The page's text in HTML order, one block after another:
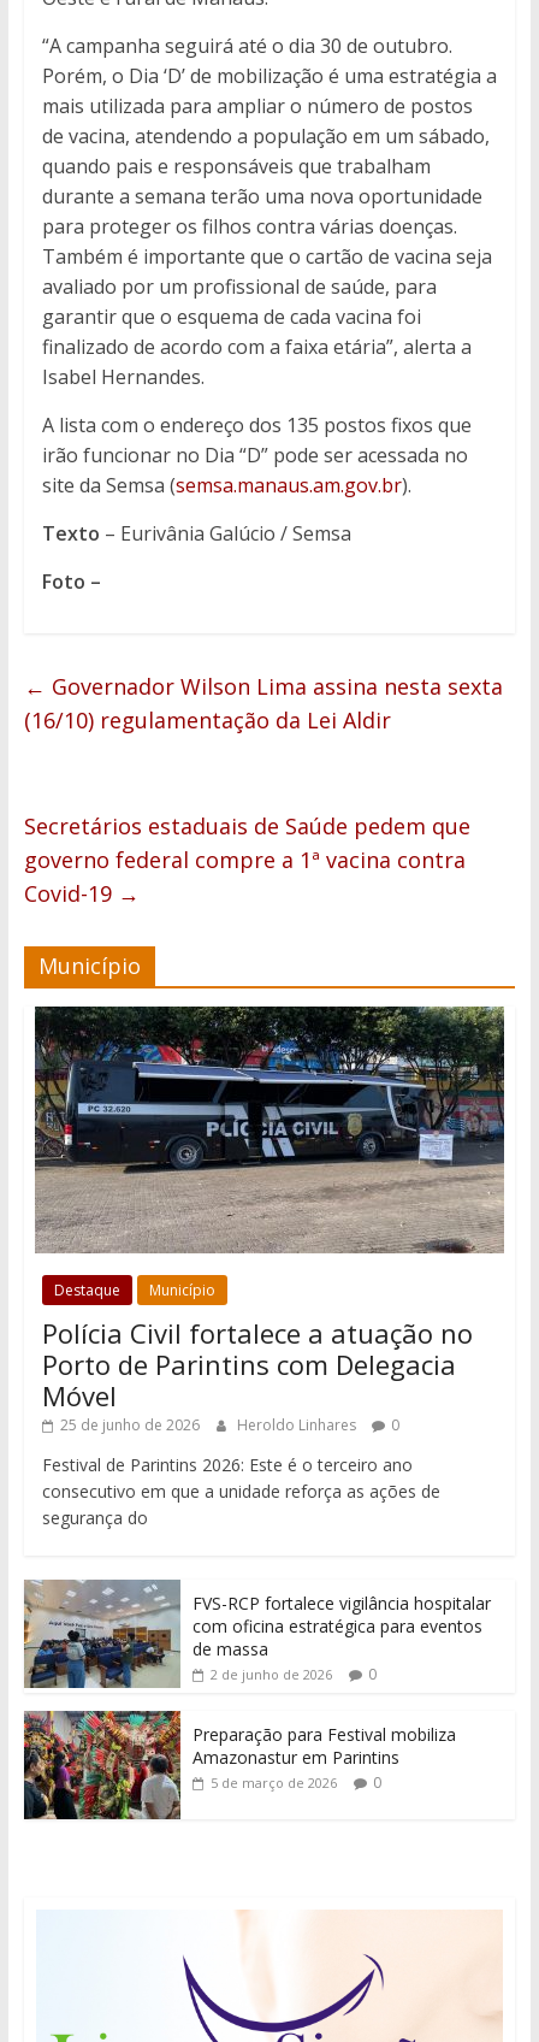
“A campanha seguirá até o dia 30 de outubro.
Porém, o Dia ‘D’ de mobilização é uma estratégia a
mais utilizada para ampliar o número de postos
de vacina, atendendo a população em um sábado,
quando pais e responsáveis que trabalham
durante a semana terão uma nova oportunidade
para proteger os filhos contra várias doenças.
Também é importante que o cartão de vacina seja
avaliado por um profissional de saúde, para
garantir que o esquema de cada vacina foi
finalizado de acordo com a faixa etária”, alerta a
Isabel Hernandes.
A lista com o endereço dos 135 postos fixos que
irão funcionar no Dia “D” pode ser acessada no
site da Semsa (semsa.manaus.am.gov.br).
Texto – Eurivânia Galúcio / Semsa
Foto –
← Governador Wilson Lima assina nesta sexta
(16/10) regulamentação da Lei Aldir
Secretários estaduais de Saúde pedem que
governo federal compre a 1ª vacina contra
Covid-19 →
Município
Destaque Município
Polícia Civil fortalece a atuação no
Porto de Parintins com Delegacia
Móvel
25 de junho de 2026 Heroldo Linhares 0
Festival de Parintins 2026: Este é o terceiro ano
consecutivo em que a unidade reforça as ações de
segurança do
FVS-RCP fortalece vigilância hospitalar
com oficina estratégica para eventos
de massa
2 de junho de 2026 0
Preparação para Festival mobiliza
Amazonastur em Parintins
5 de março de 2026 0